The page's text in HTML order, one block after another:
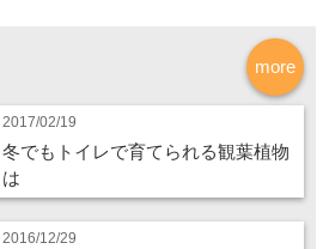
more
2017/02/19
冬でもトイレで育てられる観葉植物
は
2016/12/29